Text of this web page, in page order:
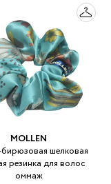
MOLLEN
шелковая
резинка для волос
оммаж